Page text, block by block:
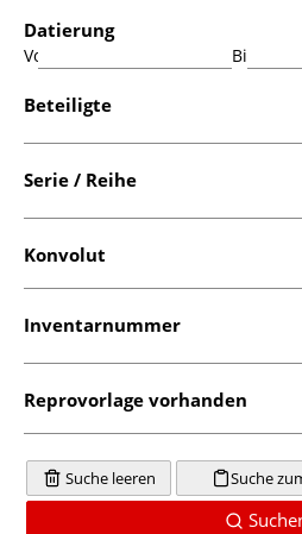
Datierung
Von: Bis:
Beteiligte
Serie / Reihe
Konvolut
Inventarnummer
Reprovorlage vorhanden
Suche leeren Suche